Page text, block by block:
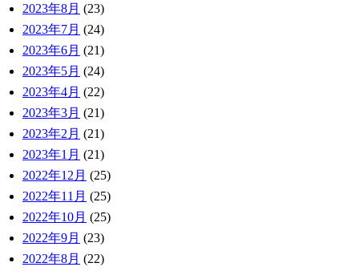
2023年8月 (23)
2023年7月 (24)
2023年6月 (21)
2023年5月 (24)
2023年4月 (22)
2023年3月 (21)
2023年2月 (21)
2023年1月 (21)
2022年12月 (25)
2022年11月 (25)
2022年10月 (25)
2022年9月 (23)
2022年8月 (22)